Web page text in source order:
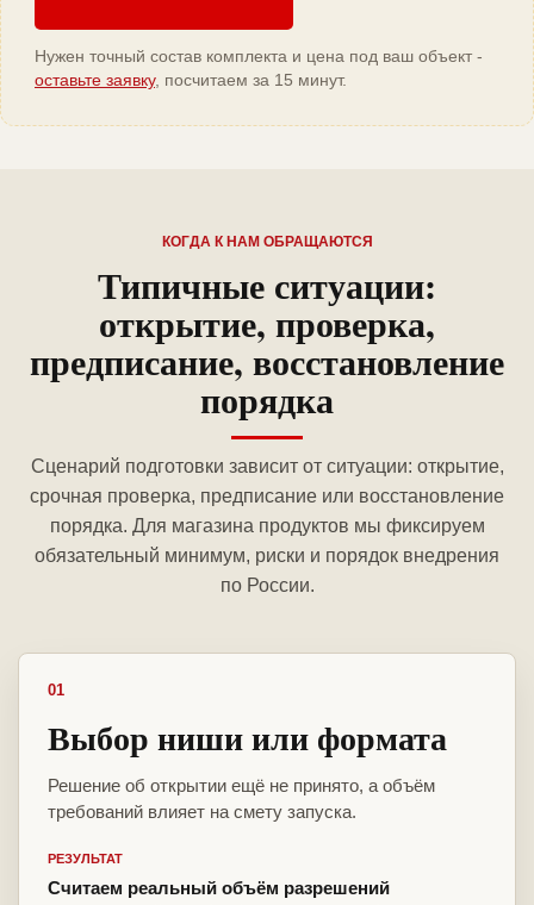
Нужен точный состав комплекта и цена под ваш объект -
оставьте заявку, посчитаем за 15 минут.
КОГДА К НАМ ОБРАЩАЮТСЯ
Типичные ситуации:
открытие, проверка,
предписание, восстановление
порядка
Сценарий подготовки зависит от ситуации: открытие,
срочная проверка, предписание или восстановление
порядка. Для магазина продуктов мы фиксируем
обязательный минимум, риски и порядок внедрения
по России.
01
Выбор ниши или формата
Решение об открытии ещё не принято, а объём
требований влияет на смету запуска.
РЕЗУЛЬТАТ
Считаем реальный объём разрешений